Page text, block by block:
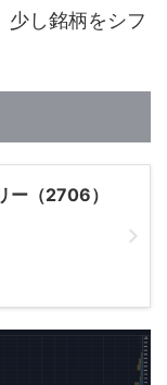
少し銘柄をシフ
ー（2706）